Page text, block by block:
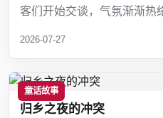
客们开始交谈，气氛渐渐热
2026-07-27
童话故事
归乡之夜的冲突